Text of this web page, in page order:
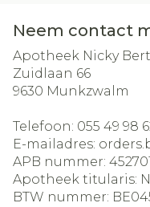
Neem contact
Apotheek Nicky
Zuidlaan 66
9630 Munkzwalm
Telefoon: 055 49 98
E-mailadres:
APB nummer:
Apotheek titularis:
BTW nummer: